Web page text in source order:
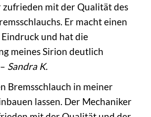
zufrieden mit der Qualität des
Er macht einen
und hat die
meines Sirion deutlich
Sandra K.
Bremsschlauch in meiner
lassen. Der Mechaniker